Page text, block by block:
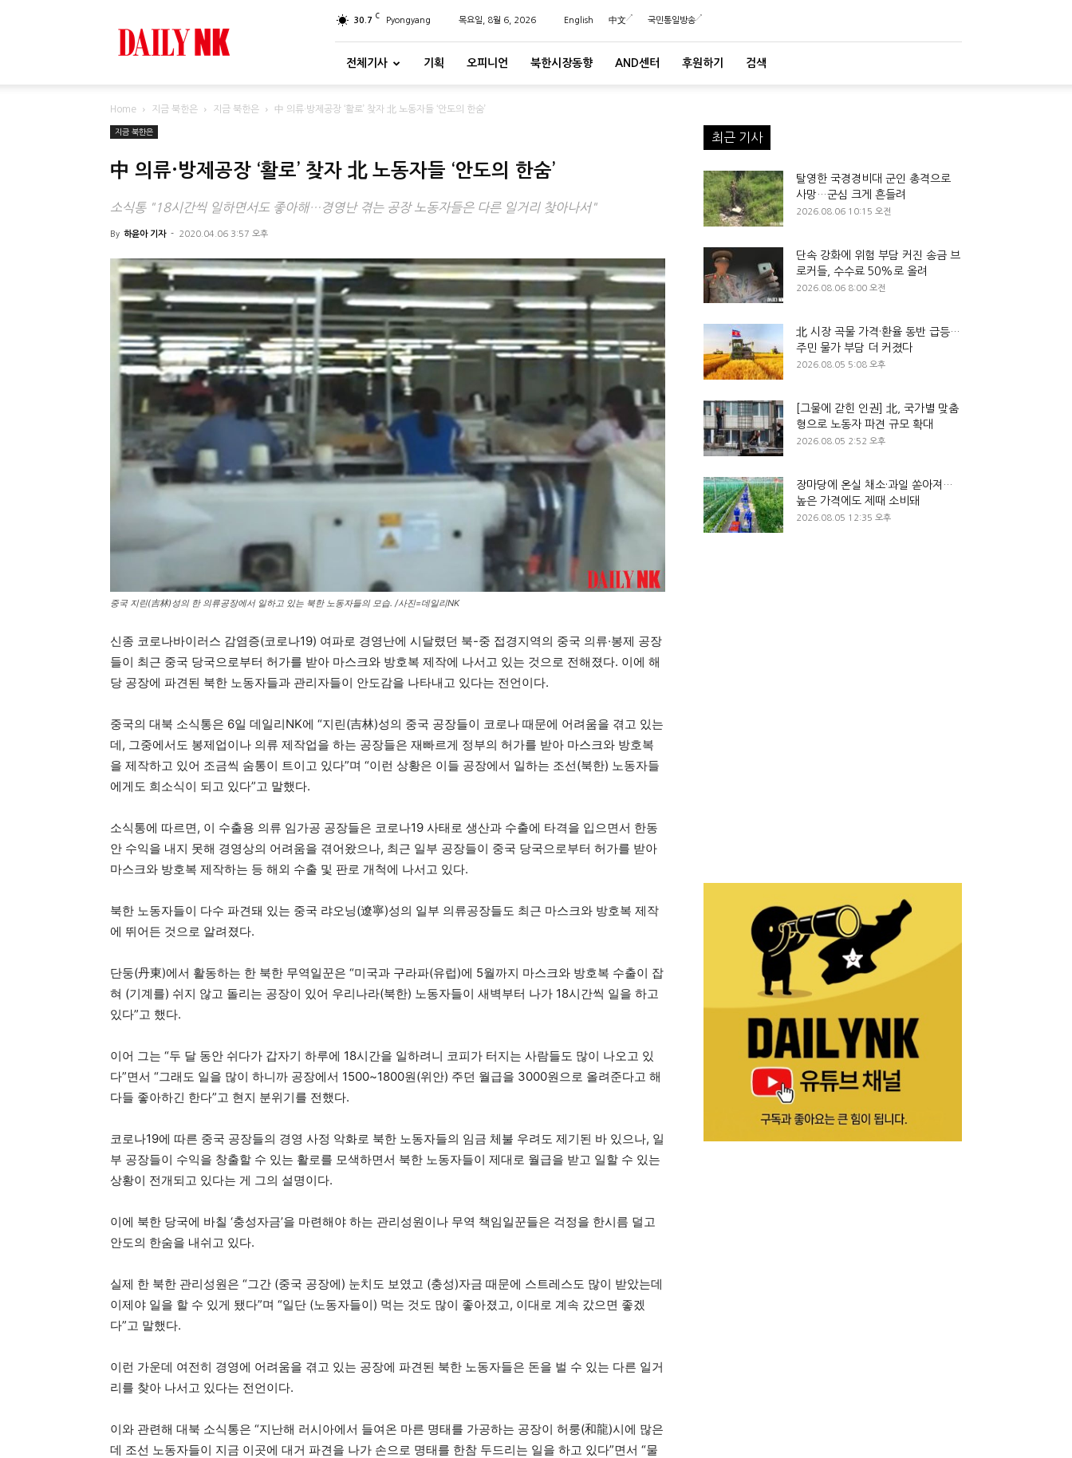
30.7 C Pyongyang 목요일, 8월 6, 2026 English 中文 국민통일방송
전체기사 기획 오피니언 북한시장동향 AND센터 후원하기 검색
Home 지금 북한은 지금 북한은 中 의류·방제공장 ‘활로’ 찾자 北 노동자들 ‘안도의 한숨’
지금 북한은
中 의류·방제공장 ‘활로’ 찾자 北 노동자들 ‘안도의 한숨’
소식통 "18시간씩 일하면서도 좋아해…경영난 겪는 공장 노동자들은 다른 일거리 찾아나서"
By 하윤아 기자 - 2020.04.06 3:57 오후
중국 지린(吉林)성의 한 의류공장에서 일하고 있는 북한 노동자들의 모습. /사진=데일리NK
신종 코로나바이러스 감염증(코로나19) 여파로 경영난에 시달렸던 북-중 접경지역의 중국 의류·봉제 공장
들이 최근 중국 당국으로부터 허가를 받아 마스크와 방호복 제작에 나서고 있는 것으로 전해졌다. 이에 해
당 공장에 파견된 북한 노동자들과 관리자들이 안도감을 나타내고 있다는 전언이다.
중국의 대북 소식통은 6일 데일리NK에 “지린(吉林)성의 중국 공장들이 코로나 때문에 어려움을 겪고 있는
데, 그중에서도 봉제업이나 의류 제작업을 하는 공장들은 재빠르게 정부의 허가를 받아 마스크와 방호복
을 제작하고 있어 조금씩 숨통이 트이고 있다”며 “이런 상황은 이들 공장에서 일하는 조선(북한) 노동자들
에게도 희소식이 되고 있다”고 말했다.
소식통에 따르면, 이 수출용 의류 임가공 공장들은 코로나19 사태로 생산과 수출에 타격을 입으면서 한동
안 수익을 내지 못해 경영상의 어려움을 겪어왔으나, 최근 일부 공장들이 중국 당국으로부터 허가를 받아
마스크와 방호복 제작하는 등 해외 수출 및 판로 개척에 나서고 있다.
북한 노동자들이 다수 파견돼 있는 중국 랴오닝(遼寧)성의 일부 의류공장들도 최근 마스크와 방호복 제작
에 뛰어든 것으로 알려졌다.
단둥(丹東)에서 활동하는 한 북한 무역일꾼은 “미국과 구라파(유럽)에 5월까지 마스크와 방호복 수출이 잡
혀 (기계를) 쉬지 않고 돌리는 공장이 있어 우리나라(북한) 노동자들이 새벽부터 나가 18시간씩 일을 하고
있다”고 했다.
이어 그는 “두 달 동안 쉬다가 갑자기 하루에 18시간을 일하려니 코피가 터지는 사람들도 많이 나오고 있
다”면서 “그래도 일을 많이 하니까 공장에서 1500~1800원(위안) 주던 월급을 3000원으로 올려준다고 해
다들 좋아하긴 한다”고 현지 분위기를 전했다.
코로나19에 따른 중국 공장들의 경영 사정 악화로 북한 노동자들의 임금 체불 우려도 제기된 바 있으나, 일
부 공장들이 수익을 창출할 수 있는 활로를 모색하면서 북한 노동자들이 제대로 월급을 받고 일할 수 있는
상황이 전개되고 있다는 게 그의 설명이다.
이에 북한 당국에 바칠 ‘충성자금’을 마련해야 하는 관리성원이나 무역 책임일꾼들은 걱정을 한시름 덜고
안도의 한숨을 내쉬고 있다.
실제 한 북한 관리성원은 “그간 (중국 공장에) 눈치도 보였고 (충성)자금 때문에 스트레스도 많이 받았는데
이제야 일을 할 수 있게 됐다”며 “일단 (노동자들이) 먹는 것도 많이 좋아졌고, 이대로 계속 갔으면 좋겠
다”고 말했다.
이런 가운데 여전히 경영에 어려움을 겪고 있는 공장에 파견된 북한 노동자들은 돈을 벌 수 있는 다른 일거
리를 찾아 나서고 있다는 전언이다.
이와 관련해 대북 소식통은 “지난해 러시아에서 들여온 마른 명태를 가공하는 공장이 허룽(和龍)시에 많은
데 조선 노동자들이 지금 이곳에 대거 파견을 나가 손으로 명태를 한참 두드리는 일을 하고 있다”면서 “물
최근 기사
탈영한 국경경비대 군인 총격으로
사망…군심 크게 흔들려
2026.08.06 10:15 오전
단속 강화에 위험 부담 커진 송금 브
로커들, 수수료 50%로 올려
2026.08.06 8:00 오전
北 시장 곡물 가격·환율 동반 급등…
주민 물가 부담 더 커졌다
2026.08.05 5:08 오후
[그물에 갇힌 인권] 北, 국가별 맞춤
형으로 노동자 파견 규모 확대
2026.08.05 2:52 오후
장마당에 온실 채소·과일 쏟아져…
높은 가격에도 제때 소비돼
2026.08.05 12:35 오후